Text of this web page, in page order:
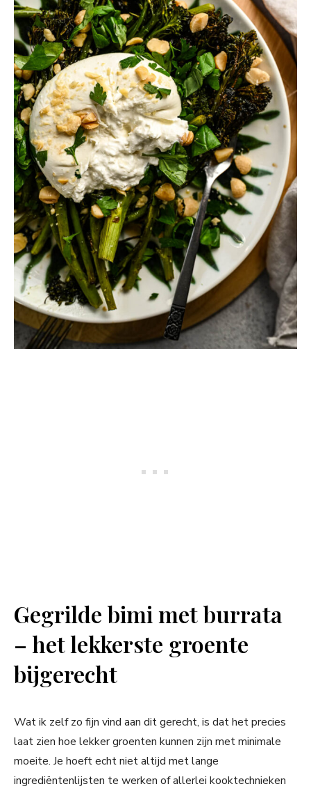
Gegrilde bimi met burrata
– het lekkerste groente
bijgerecht
Wat ik zelf zo fijn vind aan dit gerecht, is dat het precies
laat zien hoe lekker groenten kunnen zijn met minimale
moeite. Je hoeft echt niet altijd met lange
ingrediëntenlijsten te werken of allerlei kooktechnieken